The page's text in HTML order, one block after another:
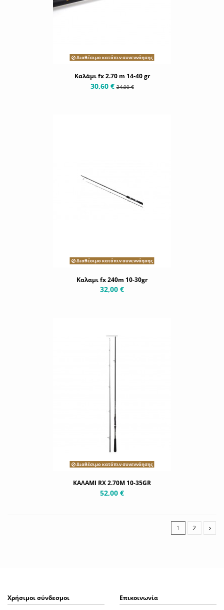
Διαθέσιμο κατόπιν συνεννόησης
Καλάμι fx 2.70 m 14-40 gr
30,60 €34,00 €
Διαθέσιμο κατόπιν συνεννόησης
Καλαμι fx 240m 10-30gr
32,00 €
Διαθέσιμο κατόπιν συνεννόησης
ΚΑΛΑΜΙ RX 2.70M 10-35GR
52,00 €
1 2
Χρήσιμοι σύνδεσμοι
Επικοινωνία